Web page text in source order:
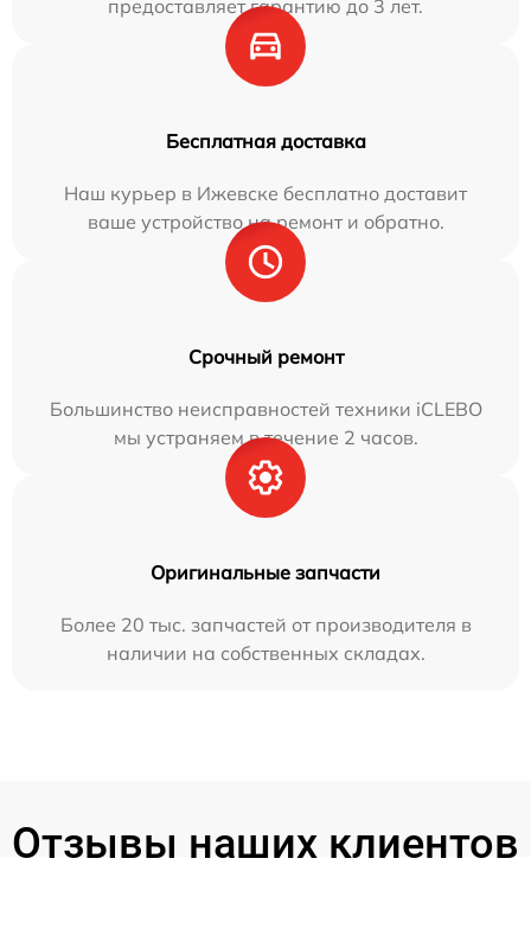
предоставляет гарантию до 3 лет.
Бесплатная доставка
Наш курьер в Ижевске бесплатно доставит
ваше устройство на ремонт и обратно.
Срочный ремонт
Большинство неисправностей техники iCLEBO
мы устраняем в течение 2 часов.
Оригинальные запчасти
Более 20 тыс. запчастей от производителя в
наличии на собственных складах.
Отзывы наших клиентов